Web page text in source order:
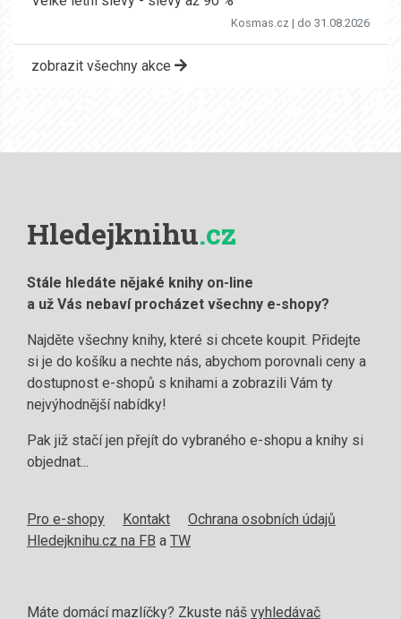
Kosmas.cz | do 31.08.2026
zobrazit všechny akce
Hledejknihu.cz
Stále hledáte nějaké knihy on-line
a už Vás nebaví procházet všechny e-shopy?
Najděte všechny knihy, které si chcete koupit. Přidejte
si je do košíku a nechte nás, abychom porovnali ceny a
dostupnost e-shopů s knihami a zobrazili Vám ty
nejvýhodnější nabídky!
Pak již stačí jen přejít do vybraného e-shopu a knihy si
objednat...
Pro e-shopy Kontakt
Ochrana osobních údajů
Hledejknihu.cz na FB a TW
Máte domácí mazlíčky? Zkuste náš vyhledávač